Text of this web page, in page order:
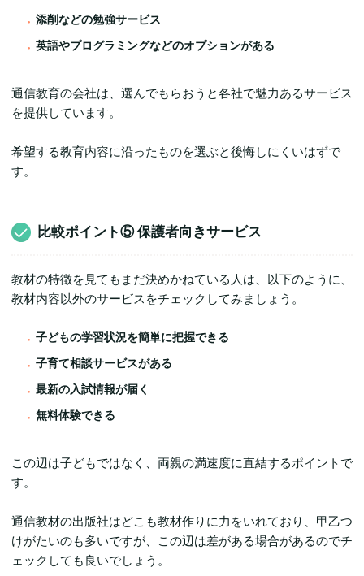
添削などの勉強サービス
英語やプログラミングなどのオプションがある
通信教育の会社は、選んでもらおうと各社で魅力あるサービス
を提供しています。
希望する教育内容に沿ったものを選ぶと後悔しにくいはずで
す。
比較ポイント⑤ 保護者向きサービス
教材の特徴を見てもまだ決めかねている人は、以下のように、
教材内容以外のサービスをチェックしてみましょう。
子どもの学習状況を簡単に把握できる
子育て相談サービスがある
最新の入試情報が届く
無料体験できる
この辺は子どもではなく、両親の満速度に直結するポイントで
す。
通信教材の出版社はどこも教材作りに力をいれており、甲乙つ
けがたいのも多いですが、この辺は差がある場合があるのでチ
ェックしても良いでしょう。